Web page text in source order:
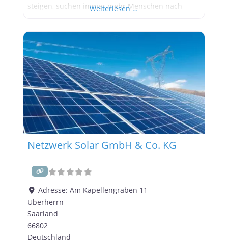
steigen, suchen immer mehr Menschen nach
Energieversorgung. Eine dieser Lösungen sind
Photovoltaikanlagen, die es ermöglichen,
Sonnenenergie in saubere und kostengünstige
Elektrizität umzuwandeln. Hier sind drei wichtige
Vorteile, die der Einsatz von Photovoltaikanlagen
Weiterlesen …
Netzwerk Solar GmbH & Co. KG
Adresse:Am Kapellengraben 11
Überherrn
Saarland
66802
Deutschland